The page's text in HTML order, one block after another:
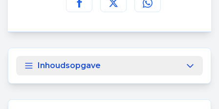
Deel deze pagina op
Deel deze pagina op
Deel deze pagina
Inhoudsopgave